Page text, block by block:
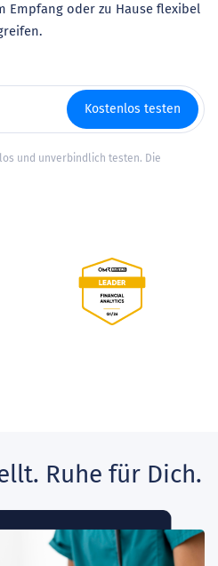
Empfang oder zu Hause flexibel
Kostenlos testen
und unverbindlich testen. Die
Ruhe für Dich.